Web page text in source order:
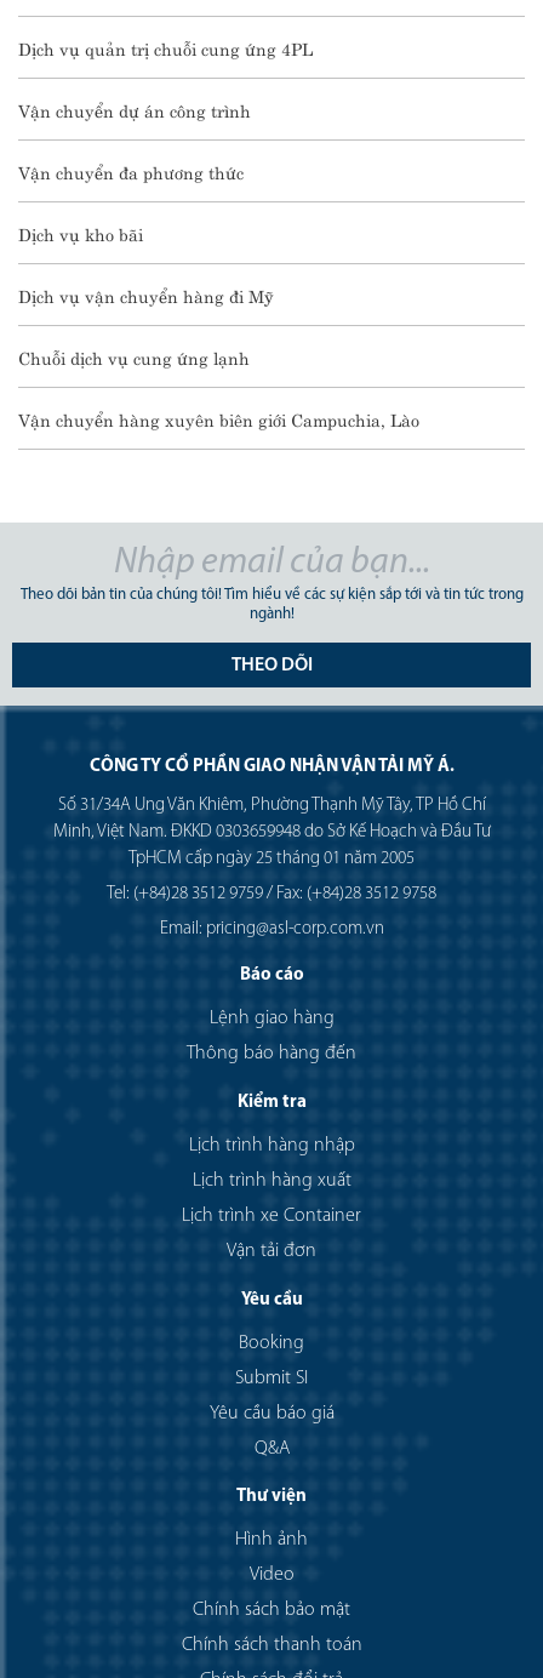
Dịch vụ quản trị chuỗi cung ứng 4PL
Vận chuyển dự án công trình
Vận chuyển đa phương thức
Dịch vụ kho bãi
Dịch vụ vận chuyển hàng đi Mỹ
Chuỗi dịch vụ cung ứng lạnh
Vận chuyển hàng xuyên biên giới Campuchia, Lào
Theo dõi bản tin của chúng tôi! Tìm hiểu về các sự kiện sắp tới và tin tức trong
ngành!
THEO DÕI
CÔNG TY CỔ PHẦN GIAO NHẬN VẬN TẢI MỸ Á.
Số 31/34A Ung Văn Khiêm, Phường Thạnh Mỹ Tây, TP Hồ Chí
Minh, Việt Nam. ĐKKD 0303659948 do Sở Kế Hoạch và Đầu Tư
TpHCM cấp ngày 25 tháng 01 năm 2005
Tel: (+84)28 3512 9759 / Fax: (+84)28 3512 9758
Email: pricing@asl-corp.com.vn
Báo cáo
Lệnh giao hàng
Thông báo hàng đến
Kiểm tra
Lịch trình hàng nhập
Lịch trình hàng xuất
Lịch trình xe Container
Vận tải đơn
Yêu cầu
Booking
Submit SI
Yêu cầu báo giá
Q&A
Thư viện
Hình ảnh
Video
Chính sách bảo mật
Chính sách thanh toán